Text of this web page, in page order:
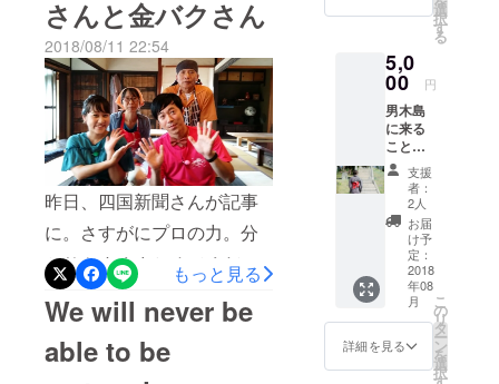
した。勇気が御近所を変え
たのだと思います。それ
も、皆様のお陰さま、 改め
て皆様の男木島へのご支援
にお礼申し上げます。あり
がとうございました。 １０
月は、爽やかな季節、土日
ランチもさせて頂きます。
中旬以降はアケビが開きま
す。お土産にお持ち帰りい
ただけるとうれしいです。
ランチの日時は、メールや
とのご縁、男木島への愛が
こもっていて、拝読のた
び、涙が止まりませんでし
た。こんなメッセージ、私
に書くことができるだろう
か、心の栄養を頂きまし
た。 クラウドファンディン
グ準備が始まって、ＦＢと
か、パソコンとか、写真1つ
分かるように写すことが出
来ない（涙）、自分の考え
や思いを表現することがで
り出した部分を切って、傾
きをジャッキアップで垂直
に。 もう安全、そして安
心。有り難うございまし
た。 ごめんなさいね 写真
が横向き？石垣が下方向で
す。 こんなでしたね、はじ
め。 ごみ捨て、蔓の根っこ
掘りから始めましたから、1
年かかりました。 小さな一
意見、そして、クラウド
さんと金バクさん
2018/08/11 22:54
昨日、四国新聞さんが記事
に。さすがにプロの力。分
かりやすくまとめてくだ
さっています。 今の自分の
反省としては、 やはり、分
かりやすい文章が書けてい
もっと見る
We will never be
able to be
育てた
無肥料
栽培野
菜使用
です。
前日ま
でにお
問い合
わせ・
ご予約
くださ
い。
2019年
２月ま
で有効
選
択
す
る
5,0
00 円
男木島
に来る
ことが
出来な
い方の
ために
かわり
に祈り
ます。
支援
者：
2人
お届
け予
定：
2018
年08
月
詳細を見る
こ
の
リ
タ
ー
ン
を
選
択